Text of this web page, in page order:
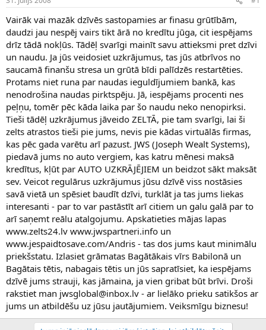
n
a
u
z
s
ā
c
ē
s
a
u
m
s
Vairāk vai mazāk dzīvēs sastopamies ar finasu grūtībām,
daudzi jau nespēj vairs tikt ārā no kredītu jūga, cit iespējams
drīz tādā nokļūs. Tādēļ svarīgi mainīt savu attieksmi pret dzīvi
un naudu. Ja jūs veidosiet uzkrājumus, tas jūs atbrīvos no
saucamā finanšu stresa un grūtā bīdi palīdzēs restartēties.
Protams niet runa par naudas ieguldījumiem bankā, kas
nenodrošina naudas pirktspēju. Jā, iespējams procenti nes
peļņu, tomēr pēc kāda laika par šo naudu neko nenopirksi.
Tieši tādēļ uzkrājumus jāveido ZELTĀ, pie tam svarīgi, lai ši
zelts atrastos tieši pie jums, nevis pie kādas virtuālās firmas,
kas pēc gada varētu arī pazust. JWS (Joseph Wealt Systems),
piedavā jums no auto vergiem, kas katru mēnesi maksā
kredītus, kļūt par AUTO UZKRĀJĒJIEM un beidzot sākt maksāt
sev. Veicot regulārus uzkrājumus jūsu dzīvē viss nostāsies
savā vietā un spēsiet baudīt dzīvi, turklāt ja tas jums liekas
interesanti - par to var pastāstīt arī citiem un galu galā par to
arī saņemt reālu atalgojumu. Apskatieties mājas lapas
www.zelts24.lv www.jwspartneri.info un
www.jespaidtosave.com/Andris - tas dos jums kaut minimālu
priekšstatu. Izlasiet grāmatas Bagātākais vīrs Babilonā un
Bagātais tētis, nabagais tētis un jūs sapratīsiet, ka iespējams
dzīvē jums strauji, kas jāmaina, ja vien gribat būt brīvi. Droši
rakstiet man jwsglobal@inbox.lv - ar lielāko prieku satikšos ar
jums un atbildēšu uz jūsu jautājumiem. Veiksmīgu biznesu!